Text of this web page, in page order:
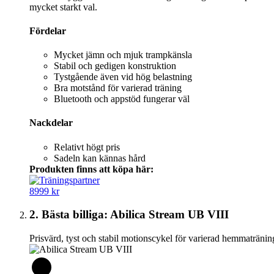
mycket starkt val.
Fördelar
Mycket jämn och mjuk trampkänsla
Stabil och gedigen konstruktion
Tystgående även vid hög belastning
Bra motstånd för varierad träning
Bluetooth och appstöd fungerar väl
Nackdelar
Relativt högt pris
Sadeln kan kännas hård
Produkten finns att köpa här:
8999 kr
2. Bästa billiga: Abilica Stream UB VIII
Prisvärd, tyst och stabil motionscykel för varierad